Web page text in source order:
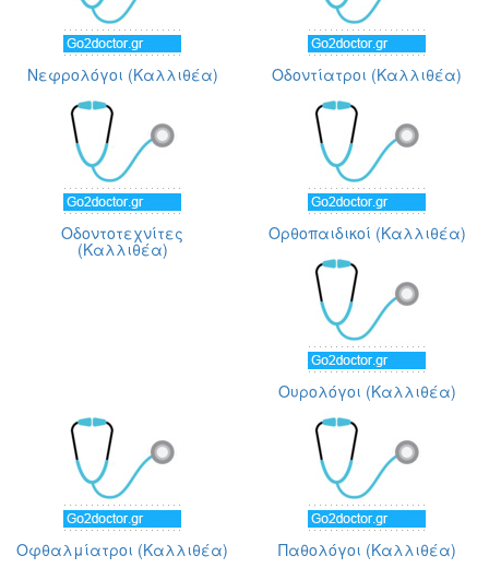
Νεφρολόγοι (Καλλιθέα) Οδοντίατροι (Καλλιθέα)
Οδοντοτεχνίτες
(Καλλιθέα)
Ορθοπαιδικοί (Καλλιθέα)
Ουρολόγοι (Καλλιθέα)
Οφθαλμίατροι (Καλλιθέα) Παθολόγοι (Καλλιθέα)